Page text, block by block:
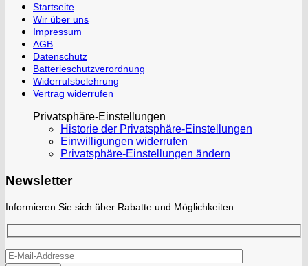
Startseite
Wir über uns
Impressum
AGB
Datenschutz
Batterieschutzverordnung
Widerrufsbelehrung
Vertrag widerrufen
Privatsphäre-Einstellungen
Historie der Privatsphäre-Einstellungen
Einwilligungen widerrufen
Privatsphäre-Einstellungen ändern
Newsletter
Informieren Sie sich über Rabatte und Möglichkeiten